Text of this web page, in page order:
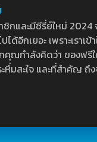
กและมีซีรี่ย์ใหม่
ปได้อีกเยอะ เพราะเร
คุณกำลังคิดว่า ของฟ
หึ่มสะใจ และที่สำคัญ